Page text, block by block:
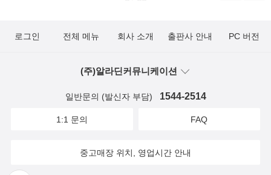
로그인 전체 메뉴 회사 소개 출판사 안내 PC 버전
(주)알라딘커뮤니케이션
일반문의 (발신자 부담) 1544-2514
1:1 문의 FAQ
중고매장 위치, 영업시간 안내